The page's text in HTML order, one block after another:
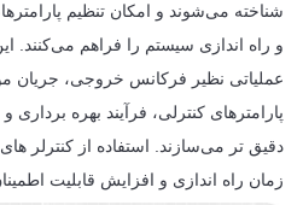
شناخته می‌شوند و امکان تنظیم
و راه اندازی سیستم را فراهم می‌کنند.
عملیاتی نظیر فرکانس خروجی، جریان
پارامترهای کنترلی، فرآیند بهره برداری
زمان راه اندازی و افزایش قابلیت